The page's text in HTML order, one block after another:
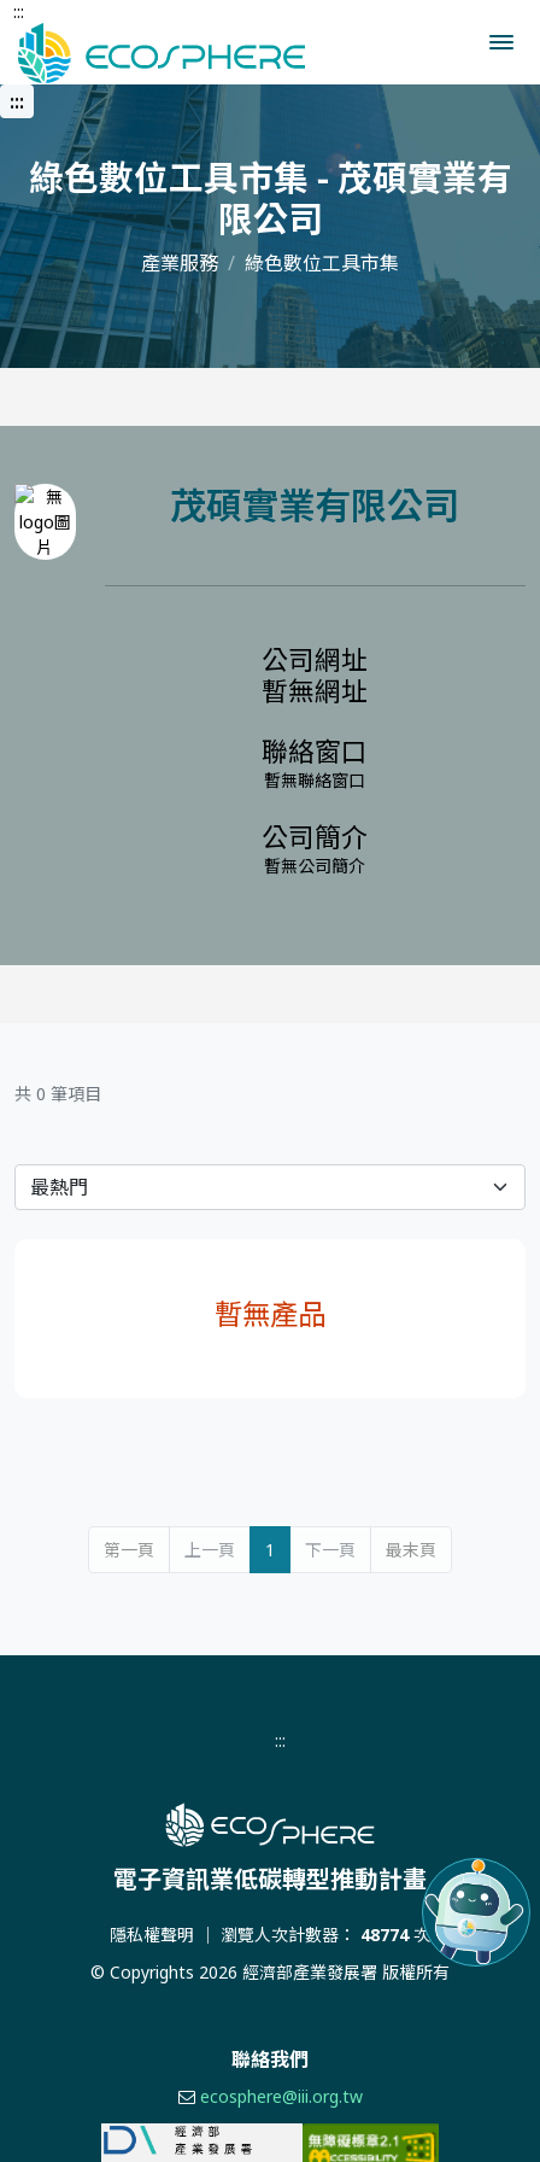
跳
到
中
內
:::
:::
綠色數位工具市集 - 茂碩實業有
限公司
產業服務 綠色數位工具市集
茂碩實業有限公司
公司網址
暫無網址
聯絡窗口
暫無聯絡窗口
公司簡介
暫無公司簡介
共 0 筆項目
暫無產品
第一頁 上一頁 1 下一頁 最末頁
:::
電子資訊業低碳轉型推動計畫
隱私權聲明 ｜ 瀏覽人次計數器： 48774次
© Copyrights 2026 經濟部產業發展署 版權所有
聯絡我們
ecosphere@iii.org.tw